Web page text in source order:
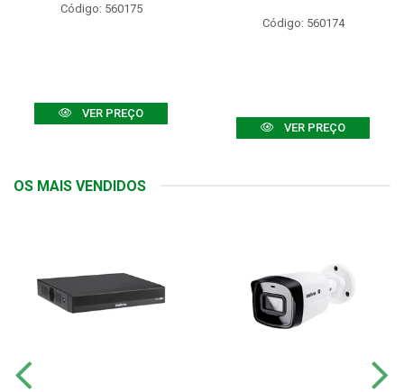
Código: 560175
VER PREÇO
Código: 560174
VER PREÇO
OS MAIS VENDIDOS